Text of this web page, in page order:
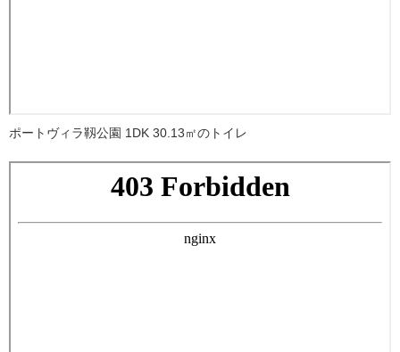
ポートヴィラ靱公園 1DK 30.13㎡のトイレ